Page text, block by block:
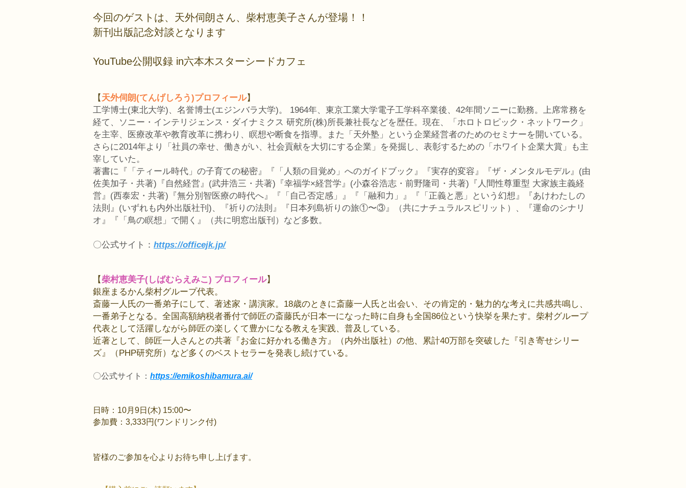
今回のゲストは、天外伺朗さん、柴村恵美子さんが登場！！
​新刊出版記念対談となります
YouTube公開収録 in六本木スターシードカフェ
【 天外伺朗(てんげしろう)プロフィール】
工学博士(東北大学)、名誉博士(エジンバラ大学)。 1964年、東京工業大学電子工学科卒業後、42年間ソニーに勤務。上席常務を
経て、ソニー・インテリジェンス・ダイナミクス 研究所(株)所長兼社長などを歴任。現在、「ホロトロピック・ネットワーク」
を主宰、医療改革や教育改革に携わり、瞑想や断食を指導。また「天外塾」という企業経営者のためのセミナーを開いている。
さらに2014年より「社員の幸せ、働きがい、社会貢献を大切にする企業」を発掘し、表彰するための「ホワイト企業大賞」も主
宰していた。
著書に『「ティール時代」の子育ての秘密』『「人類の目覚め」へのガイドブック』『実存的変容』『ザ・メンタルモデル』(由
佐美加子・共著)『自然経営』(武井浩三・共著)『幸福学×経営学』(小森谷浩志・前野隆司・共著)『人間性尊重型 大家族主義経
営』(西泰宏・共著)『無分別智医療の時代へ』『「自己否定感」』『「融和力」』『「正義と悪」という幻想』『あけわたしの
法則』(いずれも内外出版社刊)、『祈りの法則』『日本列島祈りの旅①〜③』（共にナチュラルスピリット）、『運命のシナリ
オ』『「鳥の瞑想」で開く』（共に明窓出版刊）など多数。
〇公式サイト： https://officejk.jp/
【 柴村恵美子(しばむらえみこ) プロフィール】
銀座まるかん柴村グループ代表。
斎藤一人氏の一番弟子にして、著述家・講演家。18歳のときに斎藤一人氏と出会い、その肯定的・魅力的な考えに共感共鳴し、
一番弟子となる。全国高額納税者番付で師匠の斎藤氏が日本一になった時に自身も全国86位という快挙を果たす。柴村グループ
代表として活躍しながら師匠の楽しくて豊かになる教えを実践、普及している。
近著として、師匠一人さんとの共著『お金に好かれる働き方』（内外出版社）の他、累計40万部を突破した『引き寄せシリー
ズ』（PHP研究所）など多くのベストセラーを発表し続けている。
〇公式サイト： https://emikoshibamura.ai/
日時：10月9日(木) 15:00〜
参加費：3,333円(ワンドリンク付)
皆様のご参加を心よりお待ち申し上げます。